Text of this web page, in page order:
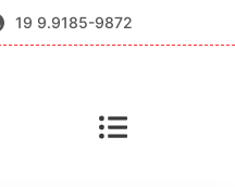
19 9.9185-9872